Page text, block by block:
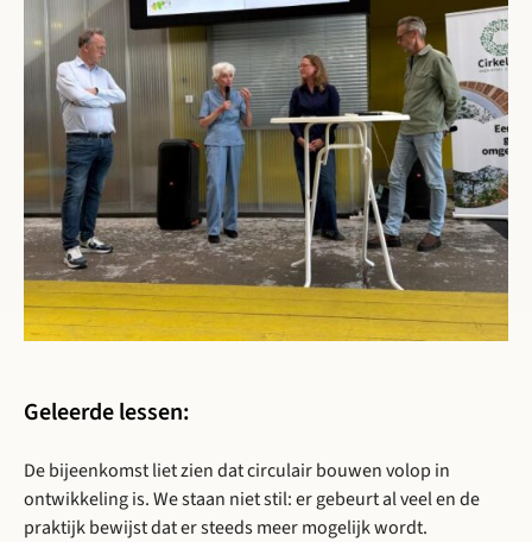
Geleerde lessen:
De bijeenkomst liet zien dat circulair bouwen volop in
ontwikkeling is. We staan niet stil: er gebeurt al veel en de
praktijk bewijst dat er steeds meer mogelijk wordt.